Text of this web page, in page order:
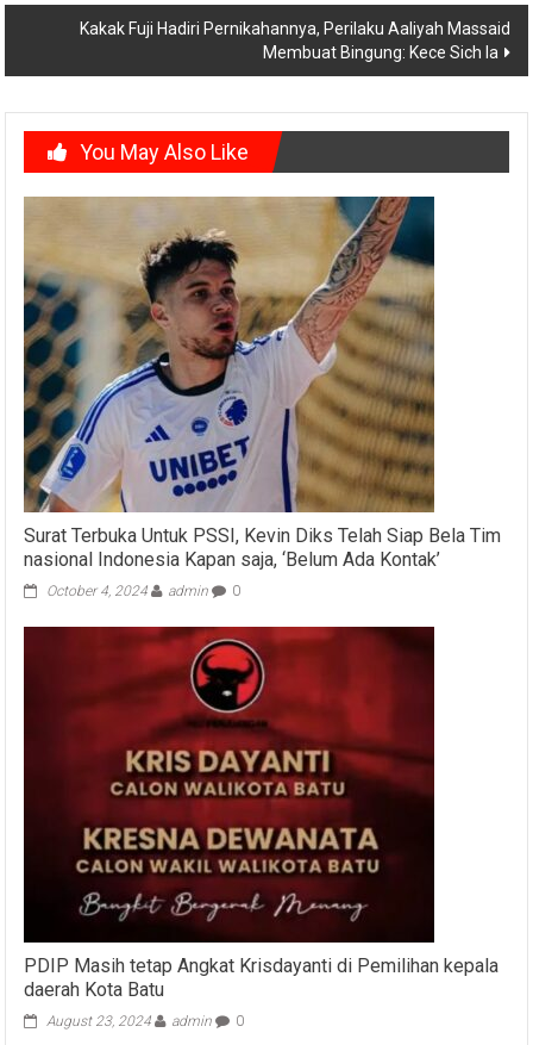
Kakak Fuji Hadiri Pernikahannya, Perilaku Aaliyah Massaid
Membuat Bingung: Kece Sich Ia
You May Also Like
Surat Terbuka Untuk PSSI, Kevin Diks Telah Siap Bela Tim
nasional Indonesia Kapan saja, ‘Belum Ada Kontak’
October 4, 2024 admin 0
PDIP Masih tetap Angkat Krisdayanti di Pemilihan kepala
daerah Kota Batu
August 23, 2024 admin 0